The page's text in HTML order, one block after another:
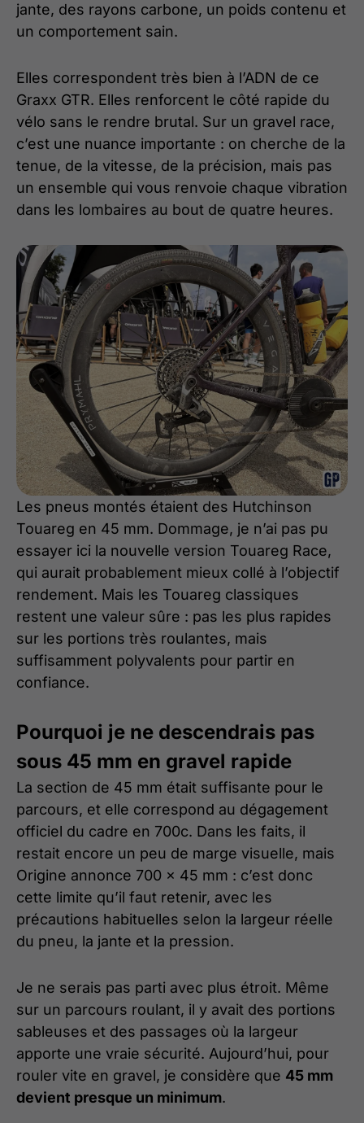
jante, des rayons carbone, un poids contenu et
un comportement sain.
Elles correspondent très bien à l’ADN de ce
Graxx GTR. Elles renforcent le côté rapide du
vélo sans le rendre brutal. Sur un gravel race,
c’est une nuance importante : on cherche de la
tenue, de la vitesse, de la précision, mais pas
un ensemble qui vous renvoie chaque vibration
dans les lombaires au bout de quatre heures.
Les pneus montés étaient des Hutchinson
Touareg en 45 mm. Dommage, je n’ai pas pu
essayer ici la nouvelle version Touareg Race,
qui aurait probablement mieux collé à l’objectif
rendement. Mais les Touareg classiques
restent une valeur sûre : pas les plus rapides
sur les portions très roulantes, mais
suffisamment polyvalents pour partir en
confiance.
Pourquoi je ne descendrais pas
sous 45 mm en gravel rapide
La section de 45 mm était suffisante pour le
parcours, et elle correspond au dégagement
officiel du cadre en 700c. Dans les faits, il
restait encore un peu de marge visuelle, mais
Origine annonce 700 x 45 mm : c’est donc
cette limite qu’il faut retenir, avec les
précautions habituelles selon la largeur réelle
du pneu, la jante et la pression.
Je ne serais pas parti avec plus étroit. Même
sur un parcours roulant, il y avait des portions
sableuses et des passages où la largeur
apporte une vraie sécurité. Aujourd’hui, pour
rouler vite en gravel, je considère que 45 mm
devient presque un minimum.